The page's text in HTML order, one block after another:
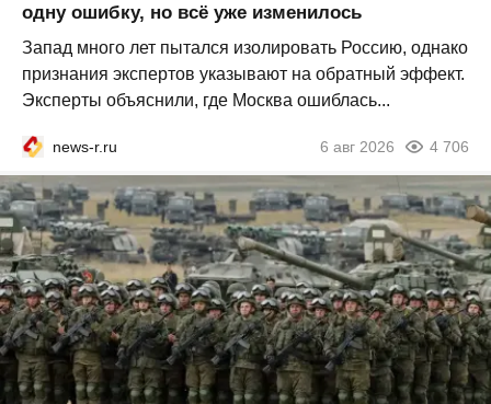
одну ошибку, но всё уже изменилось
Запад много лет пытался изолировать Россию, однако
признания экспертов указывают на обратный эффект.
Эксперты объяснили, где Москва ошиблась...
news-r.ru 6 авг 2026 4 706